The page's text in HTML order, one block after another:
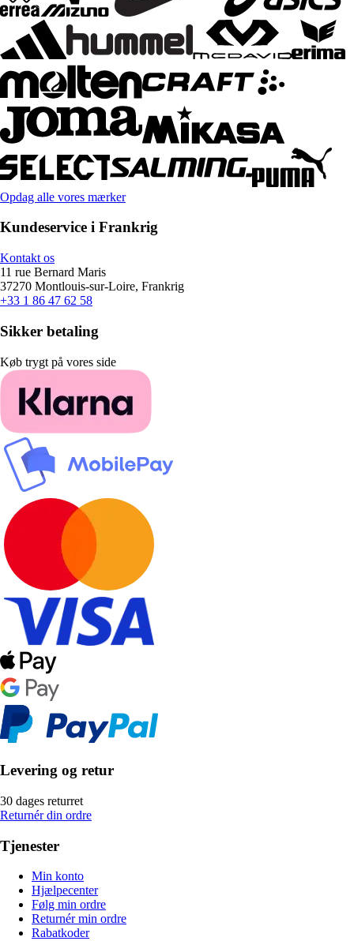
Opdag alle vores mærker
Kundeservice i Frankrig
Kontakt os
11 rue Bernard Maris
37270 Montlouis-sur-Loire, Frankrig
+33 1 86 47 62 58
Sikker betaling
Køb trygt på vores side
Levering og retur
30 dages returret
Returnér din ordre
Tjenester
Min konto
Hjælpecenter
Følg min ordre
Returnér min ordre
Rabatkoder